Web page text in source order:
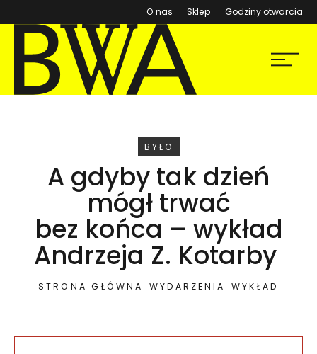
O nas Sklep (otwiera się w nowym
Godziny otwarcia
BWA Wrocław
Galerie Sztuki Współczesnej
Menu
WYDARZENIE
BYŁO
A gdyby tak dzień
mógł trwać
bez końca – wykład
Andrzeja Z. Kotarby
STRONA GŁÓWNA WYDARZENIA WYKŁAD